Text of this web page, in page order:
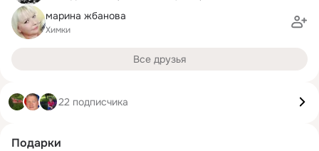
марина жбанова
Химки
Все друзья
22 подписчика
Подарки